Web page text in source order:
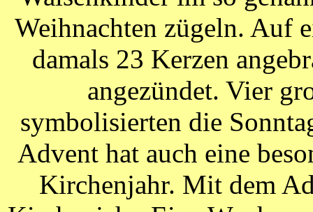
Weihnachten zügeln. Auf
damals 23 Kerzen
angezündet. Vier
symbolisierten die
Advent hat auch eine
Kirchenjahr. Mit dem